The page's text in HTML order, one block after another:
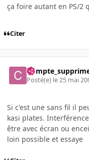
ça foire autant en PS/2
Citer
Posté(e) le 25 mai
Si c'est une sans fil il
kasi plates.
être avec écran ou
loin possible et essaye